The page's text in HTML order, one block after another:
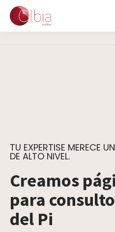
TU EXPERTISE MERECE
DE ALTO NIVEL.
Creamos
para
del Pi